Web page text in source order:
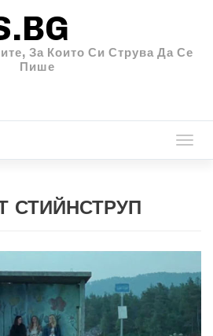
За Които Си Струва Да Се
Пише
СТИЙНСТРУП